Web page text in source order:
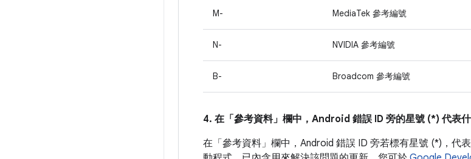
M- MediaTek 參考編號
N- NVIDIA 參考編號
B- Broadcom 參考編號
4. 在「參考資料」 欄中，Android 錯誤 ID 旁的星號 (*) 代表
在「參考資料」欄中， Android 錯誤 ID 旁若標有星號 (*)，代